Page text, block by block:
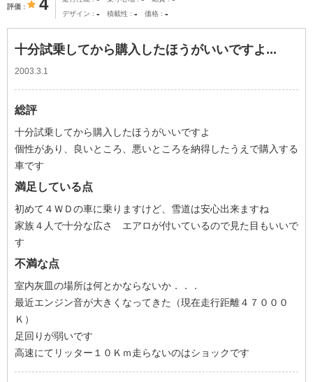
評価 4
デザイン - 積載性 - 価格 -
十分試乗してから購入したほうがいいですよ...
2003.3.1
総評
十分試乗してから購入したほうがいいですよ
個性があり、良いところ、悪いところを納得したうえで購入する
車です
満足している点
初めて４ＷＤの車に乗りますけど、雪道は安心出来ますね
家族４人で十分な広さ エアロが付いているので見た目もいいで
す
不満な点
室内灰皿の場所は何とかならないか．．．
最近エンジン音が大きくなってきた（現在走行距離４７０００
Ｋ）
足回りが弱いです
高速にてリッター１０Ｋｍ走らないのはショックです